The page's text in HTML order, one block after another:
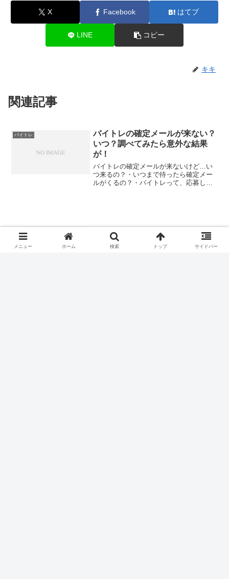
はてブ
コピー
キキ
関連記事
バイトレの確定メールが来ない？
いつ？調べてみたら意外な結果
が！
つ来るの？・いつまで待ったら確定メー
ルがくるの？・バイトレって、応募して
もキャンセルはあるの？・メールがくる
倉庫内作業が暑いから辞めたい？対策方
法5つとそれでも無理な時の対処法
メニュー ホーム 検索 トップ サイドバー